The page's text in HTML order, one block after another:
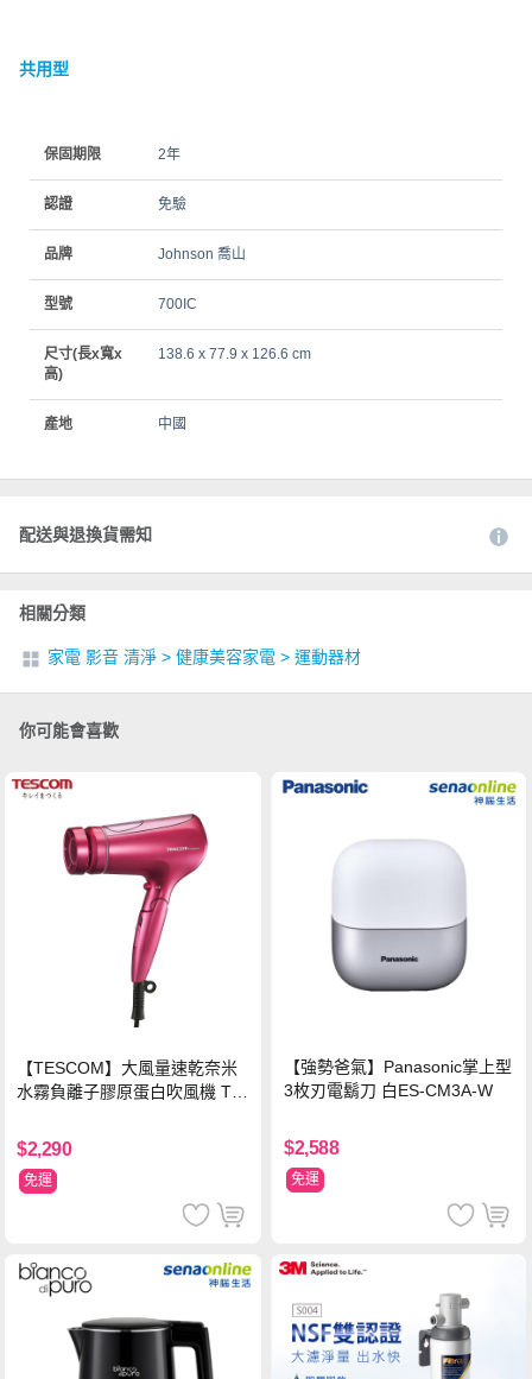
共用型
保固期限 2年
認證 免驗
品牌 Johnson 喬山
型號 700IC
尺寸(長x寬x
高)
138.6 x 77.9 x 126.6 cm
產地 中國
配送與退換貨需知
相關分類
家電 影音 清淨 > 健康美容家電 > 運動器材
你可能會喜歡
【TESCOM】大風量速乾奈米
水霧負離子膠原蛋白吹風機 TC
W
$2,290
免運
【強勢爸氣】Panasonic掌上型
3枚刃電鬍刀 白ES-CM3A-W
$2,588
免運